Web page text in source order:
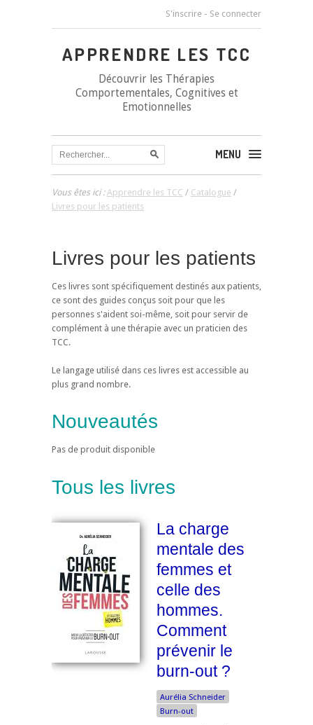
S'inscrire - Se connecter
APPRENDRE LES TCC
Découvrir les Thérapies
Comportementales, Cognitives et
Emotionnelles
MENU
Vous êtes ici :Apprendre les TCC / Catalogue /
Livres pour les patients
Livres pour les patients
Ces livres sont spécifiquement destinés aux patients,
ce sont des guides conçus soit pour que les
personnes s'aident soi-même, soit pour servir de
complément à une thérapie avec un praticien des
TCC.
Le langage utilisé dans ces livres est accessible au
plus grand nombre.
Nouveautés
Pas de produit disponible
Tous les livres
La charge
mentale des
femmes et
celle des
hommes.
Comment
prévenir le
burn-out ?
Aurélia Schneider
Burn-out